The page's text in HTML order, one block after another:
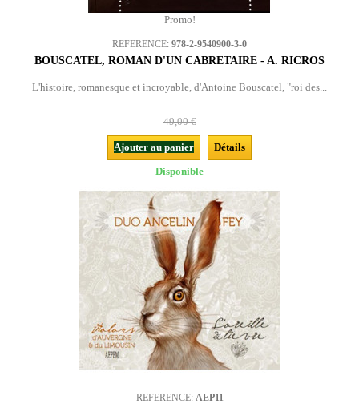
Promo!
REFERENCE: 978-2-9540900-3-0
BOUSCATEL, ROMAN D'UN CABRETAIRE - A. RICROS
L'histoire, romanesque et incroyable, d'Antoine Bouscatel, "roi des...
49,00 €
Ajouter au panier
Détails
Disponible
REFERENCE: AEP11